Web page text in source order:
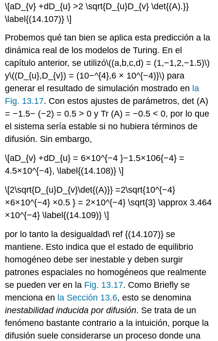
\[aD_{v} +dD_{u} >2 \sqrt{D_{u}D_{v} \det{(A).}}
\label{(14.107)} \]
Probemos qué tan bien se aplica esta predicción a la
dinámica real de los modelos de Turing. En el
capítulo anterior, se utilizó\((a,b,c,d) = (1,−1,2,−1.5)\)
y\((D_{u},D_{v}) = (10−^{4},6 × 10^{−4)}\) para
generar el resultado de simulación mostrado en la
Fig. 13.17. Con estos ajustes de parámetros, det (A)
= −1.5− (−2) = 0.5 > 0 y Tr (A) = −0.5 < 0, por lo que
el sistema sería estable si no hubiera términos de
difusión. Sin embargo,
\[aD_{v} +dD_{u} = 6×10^{−4 }−1.5×106{−4} =
4.5×10^{−4}, \label{(14.108)} \]
\[2\sqrt{D_{u}D_{v}\det{(A)}} =2\sqrt{10^{−4}
×6×10^{−4} ×0.5 } = 2×10^{−4} \sqrt{3} \approx 3.464
×10^{−4} \label{(14.109)} \]
por lo tanto la desigualdad\ ref {(14.107)} se
mantiene. Esto indica que el estado de equilibrio
homogéneo debe ser inestable y deben surgir
patrones espaciales no homogéneos que realmente
se pueden ver en la Fig. 13.17. Como Brieﬂy se
menciona en la Sección 13.6, esto se denomina
inestabilidad inducida por difusión. Se trata de un
fenómeno bastante contrario a la intuición, porque la
difusión suele considerarse un proceso donde una